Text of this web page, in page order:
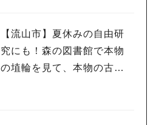
【流山市】夏休みの自由研
究にも！森の図書館で本物
の埴輪を見て、本物の古墳